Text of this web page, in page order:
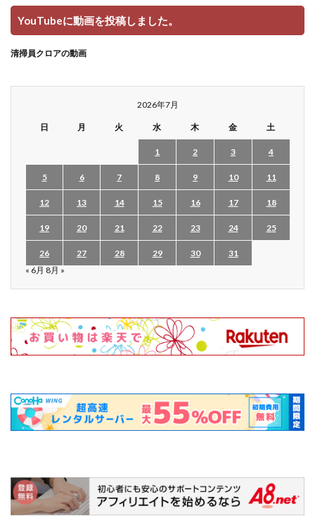
YouTubeに動画を投稿しました。
清掃員クロアの動画
2026年7月
日 月 火 水 木 金 土
1 2 3 4
5 6 7 8 9 10 11
12 13 14 15 16 17 18
19 20 21 22 23 24 25
26 27 28 29 30
31
« 6月 8月 »